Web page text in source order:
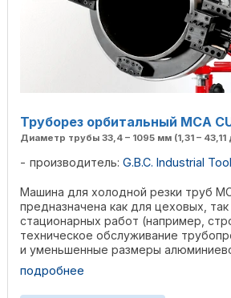
Труборез орбитальный MCA
Диаметр трубы 33,4 – 1095 мм (1,31 –
производитель: G.B.C. Industrial
Машина для холодной резки труб
предназначена как для цеховых,
стационарных работ (например,
техническое обслуживание
и уменьшенные размеры
рамного кольца ...
подробнее